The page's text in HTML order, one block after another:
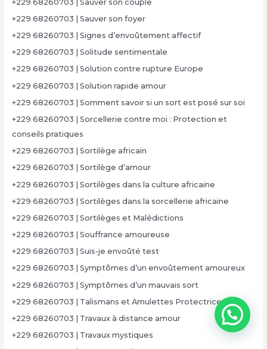
+229 68260703 | Sauver son couple
+229 68260703 | Sauver son foyer
+229 68260703 | Signes d’envoûtement affectif
+229 68260703 | Solitude sentimentale
+229 68260703 | Solution contre rupture Europe
+229 68260703 | Solution rapide amour
+229 68260703 | Somment savoir si un sort est posé sur soi
+229 68260703 | Sorcellerie contre moi : Protection et
conseils pratiques
+229 68260703 | Sortilège africain
+229 68260703 | Sortilège d’amour
+229 68260703 | Sortilèges dans la culture africaine
+229 68260703 | Sortilèges dans la sorcellerie africaine
+229 68260703 | Sortilèges et Malédictions
+229 68260703 | Souffrance amoureuse
+229 68260703 | Suis-je envoûté test
+229 68260703 | Symptômes d’un envoûtement amoureux
+229 68260703 | Symptômes d’un mauvais sort
+229 68260703 | Talismans et Amulettes Protectrices
+229 68260703 | Travaux à distance amour
+229 68260703 | Travaux mystiques